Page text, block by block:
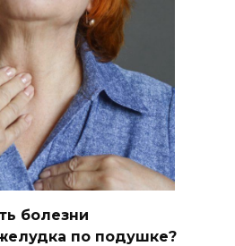
болезни
по подушке?